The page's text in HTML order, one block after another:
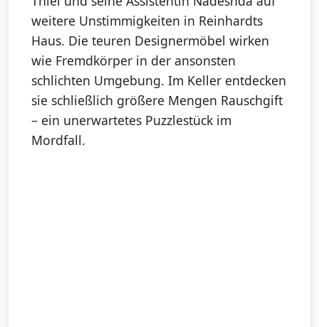
weitere Unstimmigkeiten in Reinhardts
Haus. Die teuren Designermöbel wirken
wie Fremdkörper in der ansonsten
schlichten Umgebung. Im Keller entdecken
sie schließlich größere Mengen Rauschgift
– ein unerwartetes Puzzlestück im
Mordfall.